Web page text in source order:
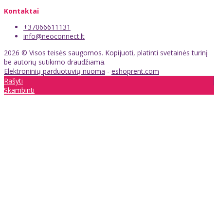
Kontaktai
+37066611131
info@neoconnect.lt
2026 © Visos teisės saugomos. Kopijuoti, platinti svetainės turinį
be autorių sutikimo draudžiama.
Elektroninių parduotuvių nuoma - eshoprent.com
Rašyti
Skambinti